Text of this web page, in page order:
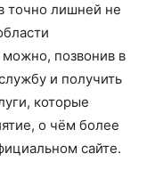
точно лишней не
позвонив в
и получить
которые
о чём более
сайте.